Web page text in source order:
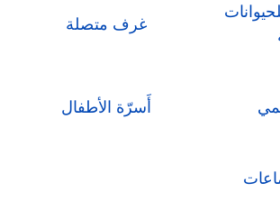
غرف متصلة
أَسرّة الأطفال